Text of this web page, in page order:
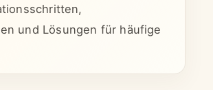
und Lösungen für häufige